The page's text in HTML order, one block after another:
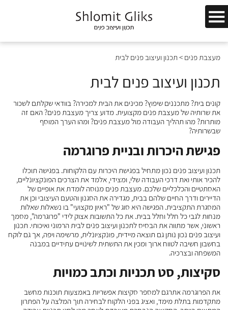
מעצבת פנים > תכנון ועיצוב פנים לבית
תכנון ועיצוב פנים לבית
קונים בית? מתכננים שיפוץ? מכינים את הבית למכירה? בוודאי שקלתם לשכור
את שרותיה של מעצבת פנים מקצועית. מדוע צריך מעצבת פנים? האם זה
מותרות? מהו תהליך העבודה מול מעצבת פנים? ומהו הערך המוסף
שבשרותיה?
פגישת היכרות ובניית פרוגרמה
תכנון ועיצוב פנים נכון מתחיל בפגישת היכרות עם הלקוחות. בפגישה תוכלו
להכיר אותי ואת דרכי העבודה שלי, ומצידי, אלמד את הצרכים הפונקציונליים,
האסתטיים והכלכליים שלכם. מעצבת פנים מנוסה לומדת את אופיים של
הדיירים ודרך החיים שלהם בבית, מגדירה את הסגנון והטעם העיצובי וכן את
המסגרת התקציבית. הפגישה היא סוג של "ראיון מקצועי" בו נשאלות שאלות
מנחות לגבי כל חלל וחלל בבית. את כל התשובות אצוק לידי "פרוגרמה", מסמך
ראשוני, אשר מתווה את הבסיס לתכנון ועיצוב פנים לבית הרמוני ואיכותי. תכנון
ועיצוב פנים נכון נותן גם תוצאה מיידית, פונקציונלית, מרשימה ויפה, אך גם לוקח
בחשבון חשיבה לטווח ארוך ומכין את התשתית לשינויים עתידיים במבנה
המשפחה ובצרכיה.
סקיצות, סט תכניות וכתב כמויות
את הפרוגרמה אתרגם למספר סקיצות אפשריות באמצעות תוכנות מחשב
מתקדמות בתלת מימד, ואציג בפני הלקוח לבחירה תוך המלצה על הפתרון